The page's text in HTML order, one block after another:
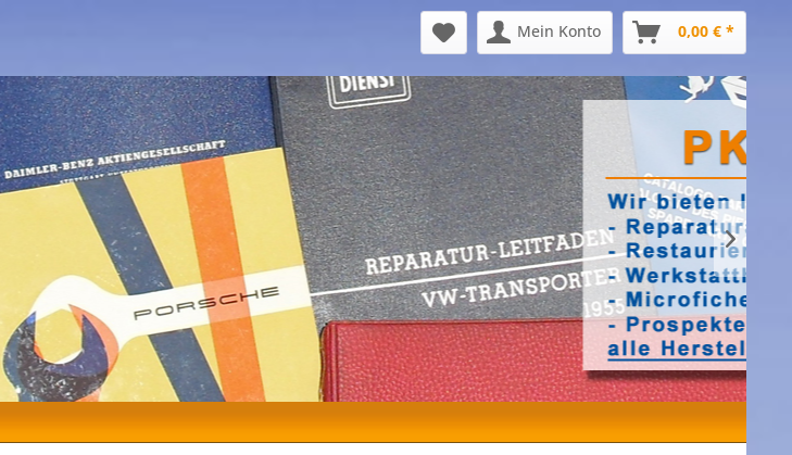
Mein Konto 0,00 € *